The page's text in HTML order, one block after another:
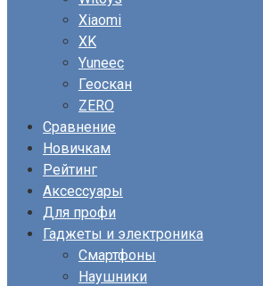
Xiaomi
XK
Yuneec
Геоскан
ZERO
Сравнение
Новичкам
Рейтинг
Аксессуары
Для профи
Гаджеты и электроника
Смартфоны
Наушники